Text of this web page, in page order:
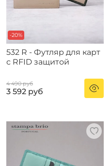
-20%
532 R - Футляр для карт
с RFID защитой
4 490 руб
3 592 руб